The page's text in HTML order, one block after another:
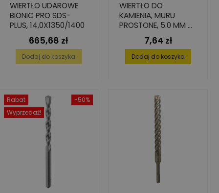
WIERTŁO UDAROWE
BIONIC PRO SDS-
PLUS, 14,0X1350/1400
Cena
665,68 zł
Dodaj do koszyka
WIERTŁO DO
KAMIENIA, MURU
PROSTONE, 5.0 MM X
85 MM X 150 MM
Cena
7,64 zł
Dodaj do koszyka
-50%
Rabat
Wyprzedaż!